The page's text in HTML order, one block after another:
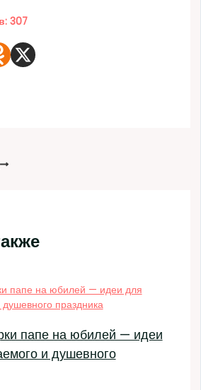
307
папе на юбилей — идеи
и душевного